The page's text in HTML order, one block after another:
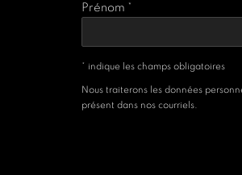
Prénom *
* indique les champs obligatoires
Nous traiterons les données
présent dans nos courriels.